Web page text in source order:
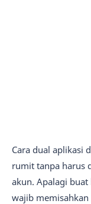
Cara dual aplikasi
rumit tanpa harus
akun. Apalagi
wajib